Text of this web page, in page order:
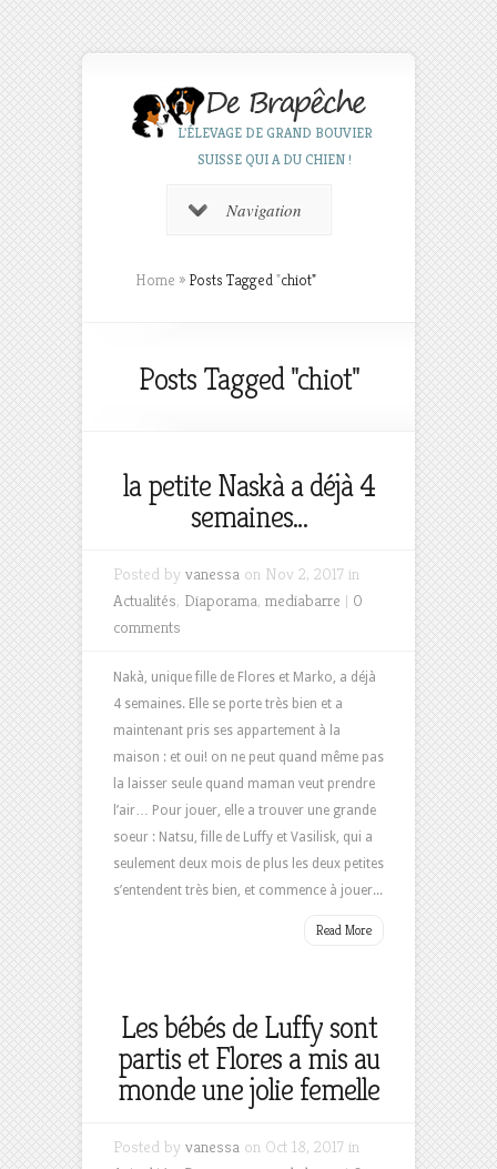
L'ÉLEVAGE DE GRAND BOUVIER
SUISSE QUI A DU CHIEN !
Navigation
Home » Posts Tagged"chiot"
Posts Tagged "chiot"
la petite Naskà a déjà 4
semaines…
Posted by vanessa on Nov 2, 2017 in
Actualités, Diaporama, mediabarre | 0
comments
Nakà, unique fille de Flores et Marko, a déjà
4 semaines. Elle se porte très bien et a
maintenant pris ses appartement à la
maison : et oui! on ne peut quand même pas
la laisser seule quand maman veut prendre
l’air… Pour jouer, elle a trouver une grande
soeur : Natsu, fille de Luffy et Vasilisk, qui a
seulement deux mois de plus les deux petites
s’entendent très bien, et commence à jouer...
Read More
Les bébés de Luffy sont
partis et Flores a mis au
monde une jolie femelle
Posted by vanessa on Oct 18, 2017 in